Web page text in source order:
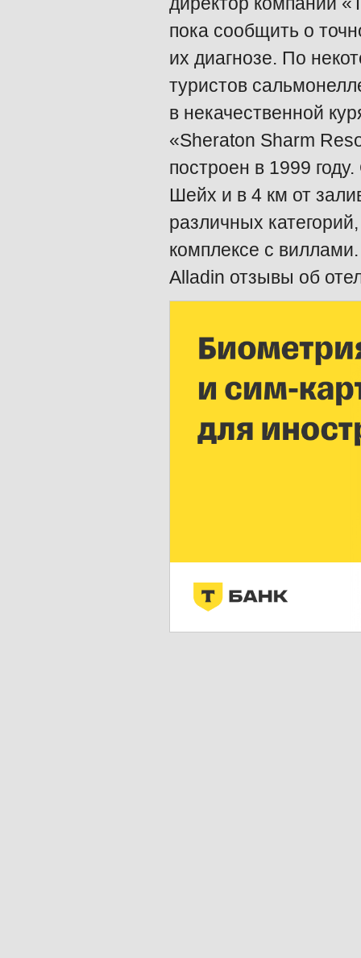
пока сообщить о
их диагнозе. По
туристов
в некачественной
«Sheraton Sharm
построен в 1999
Шейх и в 4 км от
различных
комплексе с виллами.
Alladin отзывы об